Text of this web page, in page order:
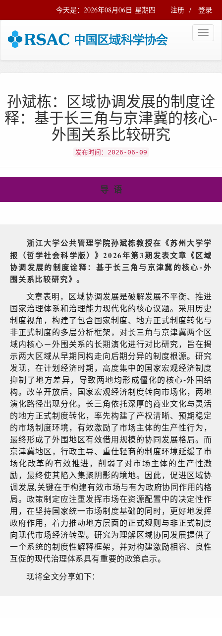
注册 / 登录
今天是：2026年08月06日 星期四
孙斌栋：区域协调发展的制度诠
释：基于长三角与京津冀的核心-
外围关系比较研究
发布时间：2026-06-09
导 语
浙江大学公共管理学院孙斌栋教授在《苏州大学学
报 （哲学社会科学版） 》2026年第3期发表文章《区域
协调发展的制度诠释： 基于长三角与京津冀的核心-外
围关系比较研究》。
文章表明，区域协调发展是破解发展不平衡、推进
国家治理体系和治理能力现代化的核心议题。采用历史
制度视角，构建了包含国家制度、地方正式制度转化与
非正式制度的多层分析框架，对长三角与京津冀两个区
域内核心－外围关系的长期演化进行对比研究，旨在揭
示两大区域从早期同构走向后期分异的制度根源。研究
发现，在计划经济时期，高度集中的国家宏观经济制度
抑制了地方差异，导致两地均形成僵化的核心-外围结
构。改革开放后，国家宏观经济制度转向市场化，两地
演化路径出现分化。长三角依托深厚的商业文化与灵活
的地方正式制度转化，率先构建了产权清晰、预期稳定
的市场制度环境，有效激励了市场主体的生产性行为，
最终形成了外围地区有效借用规模的协同发展格局。而
京津冀地区，行政主导、重仕轻商的制度环境延缓了市
场化改革的有效推进，削弱了对市场主体的生产性激
励，最终使其陷入集聚阴影的境地。因此，促进区域协
调发展,关键在于构建有效市场与有为政府协同作用的格
局。政策制定应注重发挥市场在资源配置中的决定性作
用，在坚持国家统一市场制度基础的同时，更好地发挥
政府作用，着力推动地方层面的正式规则与非正式制度
向现代市场经济转型。研究为理解区域协同发展提供了
一个系统的制度性解释框架，并对构建激励相容、良性
互促的现代治理体系具有重要的政策启示。
现将全文分享如下：